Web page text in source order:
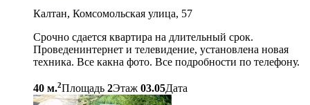
Калтан, Комсомольская улица, 57
Срочно сдается квартира на длительный срок.
Проведенинтернет и телевидение, установлена новая
техника. Все какна фото. Все подробности по телефону.
40 м.2Площадь 2Этаж 03.05Дата